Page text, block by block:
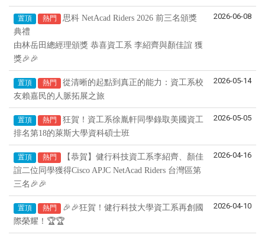
置頂 熱門
思科 NetAcad Riders 2026 前三名頒獎
典禮
由林岳田總經理頒獎 恭喜資工系 李紹齊與顏佳誼 獲
獎🎉🎉
2026-06-08
置頂 熱門
從清晰的起點到真正的能力：資工系校
友賴嘉民的人脈拓展之旅
2026-05-14
置頂 熱門
狂賀！資工系徐胤軒同學錄取美國資工
排名第18的萊斯大學資科碩士班
2026-05-05
置頂 熱門
【恭賀】健行科技資工系李紹齊、顏佳
誼二位同學獲得Cisco APJC NetAcad Riders 台灣區第
三名🎉🎉
2026-04-16
置頂 熱門
🎉🎉狂賀！健行科技大學資工系再創國
際榮耀！🏆🏆
2026-04-10